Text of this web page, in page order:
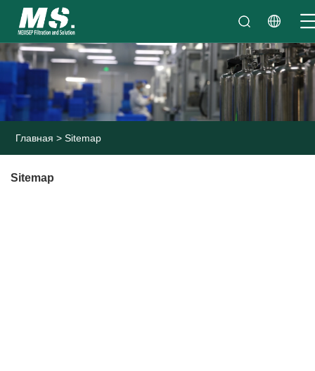
Главная > Sitemap
Sitemap